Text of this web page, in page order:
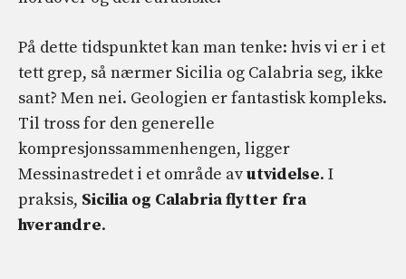
På dette tidspunktet kan man tenke: hvis vi er i et
tett grep, så nærmer Sicilia og Calabria seg, ikke
sant? Men nei. Geologien er fantastisk kompleks.
Til tross for den generelle
kompresjonssammenhengen, ligger
Messinastredet i et område avutvidelse. I
praksis, Sicilia og Calabria flytter fra
hverandre.